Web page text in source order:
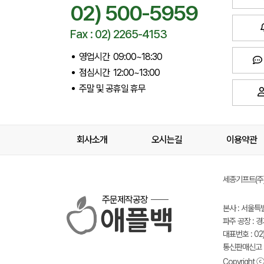
02) 500-5959
Fax : 02) 2265-4153
영업시간 09:00~18:30
점심시간 12:00~13:00
주말 및 공휴일 휴무
회사소개 오시는길 이용약관
주문제작공장
세종기프트(
본사 : 서울
파주 공장 :
대표번호 :
통신판매신
Copyright ⓒ